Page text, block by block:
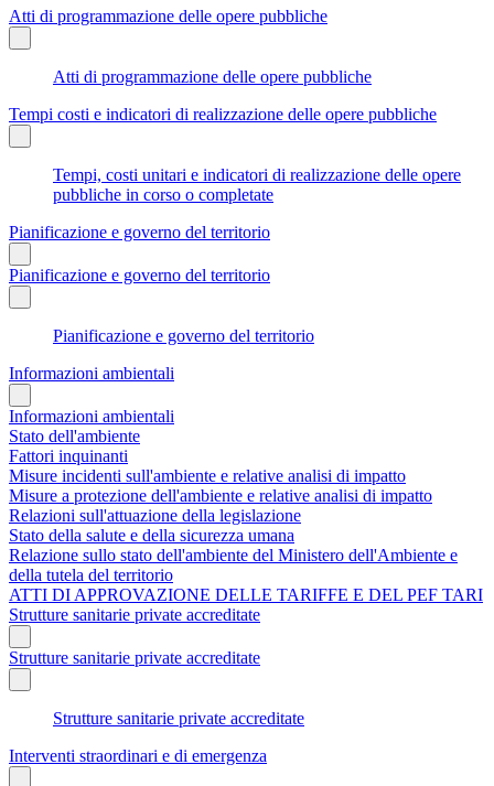
Atti di programmazione delle opere pubbliche
Atti di programmazione delle opere pubbliche
Tempi costi e indicatori di realizzazione delle opere pubbliche
Tempi, costi unitari e indicatori di realizzazione delle opere
pubbliche in corso o completate
Pianificazione e governo del territorio
Pianificazione e governo del territorio
Pianificazione e governo del territorio
Informazioni ambientali
Informazioni ambientali
Stato dell'ambiente
Fattori inquinanti
Misure incidenti sull'ambiente e relative analisi di impatto
Misure a protezione dell'ambiente e relative analisi di impatto
Relazioni sull'attuazione della legislazione
Stato della salute e della sicurezza umana
Relazione sullo stato dell'ambiente del Ministero dell'Ambiente e
della tutela del territorio
ATTI DI APPROVAZIONE DELLE TARIFFE E DEL PEF TARI
Strutture sanitarie private accreditate
Strutture sanitarie private accreditate
Strutture sanitarie private accreditate
Interventi straordinari e di emergenza